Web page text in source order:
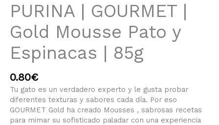
PURINA | GOURMET |
Gold Mousse Pato y
Espinacas | 85g
0.80€
Tu gato es un verdadero experto y le gusta probar
diferentes texturas y sabores cada día. Por eso
GOURMET Gold ha creado Mousses , sabrosas recetas
para mimar su sofisticado paladar con una experiencia